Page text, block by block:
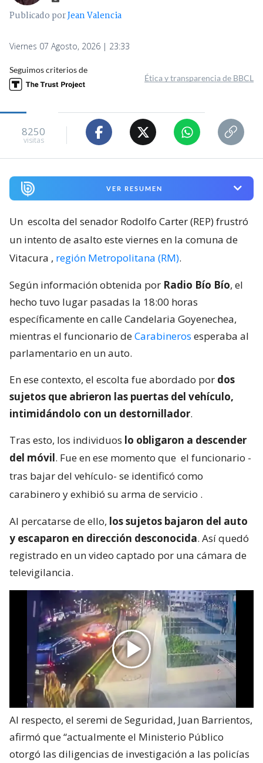
Publicado porJean Valencia
Viernes 07 Agosto, 2026 | 23:33
Seguimos criterios de
Ética y transparencia de BBCL
8250
visitas
VER RESUMEN
Un escolta del senador Rodolfo Carter (REP) frustró
un intento de asalto este viernes en la comuna de
Vitacura , región Metropolitana (RM).
Según información obtenida por Radio Bío Bío, el
hecho tuvo lugar pasadas la 18:00 horas
específicamente en calle Candelaria Goyenechea,
mientras el funcionario deCarabineros esperaba al
parlamentario en un auto.
En ese contexto, el escolta fue abordado por dos
sujetos que abrieron las puertas del vehículo,
intimidándolo con un destornillador.
Tras esto, los individuos lo obligaron a descender
del móvil. Fue en ese momento que el funcionario -
tras bajar del vehículo- se identificó como
carabinero y exhibió su arma de servicio .
Al percatarse de ello, los sujetos bajaron del auto
y escaparon en dirección desconocida. Así quedó
registrado en un video captado por una cámara de
televigilancia.
Al respecto, el seremi de Seguridad, Juan Barrientos,
afirmó que “actualmente el Ministerio Público
otorgó las diligencias de investigación a las policías